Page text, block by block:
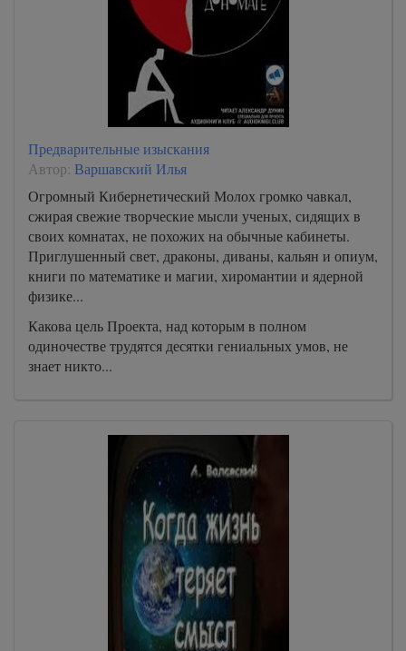
Предварительные изыскания
Автор: Варшавский Илья
Огромный Кибернетический Молох громко чавкал,
сжирая свежие творческие мысли ученых, сидящих в
своих комнатах, не похожих на обычные кабинеты.
Приглушенный свет, драконы, диваны, кальян и опиум,
книги по математике и магии, хиромантии и ядерной
физике...
Какова цель Проекта, над которым в полном
одиночестве трудятся десятки гениальных умов, не
знает никто...